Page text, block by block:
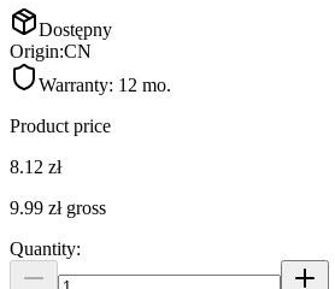
Dostępny
Origin:CN
Warranty: 12 mo.
Product price
8.12 zł
9.99 zł gross
Quantity: